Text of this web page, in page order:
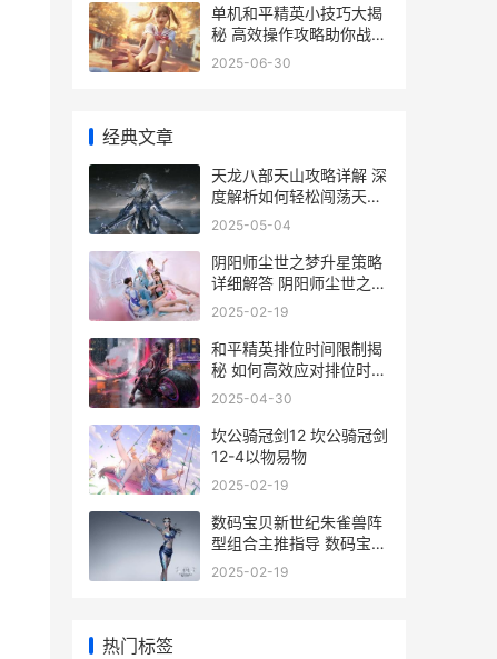
单机和平精英小技巧大揭
秘 高效操作攻略助你战无
不胜
2025-06-30
经典文章
天龙八部天山攻略详解 深
度解析如何轻松闯荡天山
秘境
2025-05-04
阴阳师尘世之梦升星策略
详细解答 阴阳师尘世之梦
阵容平民
2025-02-19
和平精英排位时间限制揭
秘 如何高效应对排位时长
限制挑战
2025-04-30
坎公骑冠剑12 坎公骑冠剑
12-4以物易物
2025-02-19
数码宝贝新世纪朱雀兽阵
型组合主推指导 数码宝贝
新世纪吧
2025-02-19
热门标签